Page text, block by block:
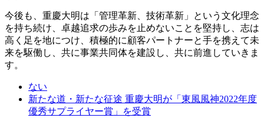
今後も、重慶大明は「管理革新、技術革新」という文化理念
を持ち続け、卓越追求の歩みを止めないことを堅持し、志は
高く足を地につけ、積極的に顧客パートナーと手を携えて未
来を駆働し、共に事業共同体を建設し、共に前進していきま
す。
ない
新たな道・新たな征途 重慶大明が「東風風神2022年度
優秀サプライヤー賞」を受賞